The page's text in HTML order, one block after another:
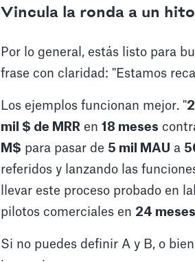
Vincula la ronda a un
Por lo general, estás listo para
frase con claridad: "Estamos
Los ejemplos funcionan mejor. "
mil $ de MRR en 18 meses
M$ para pasar de 5 mil MAU a
referidos y lanzando las
llevar este proceso probado en
pilotos comerciales en 24 meses
Si no puedes definir A y B, o